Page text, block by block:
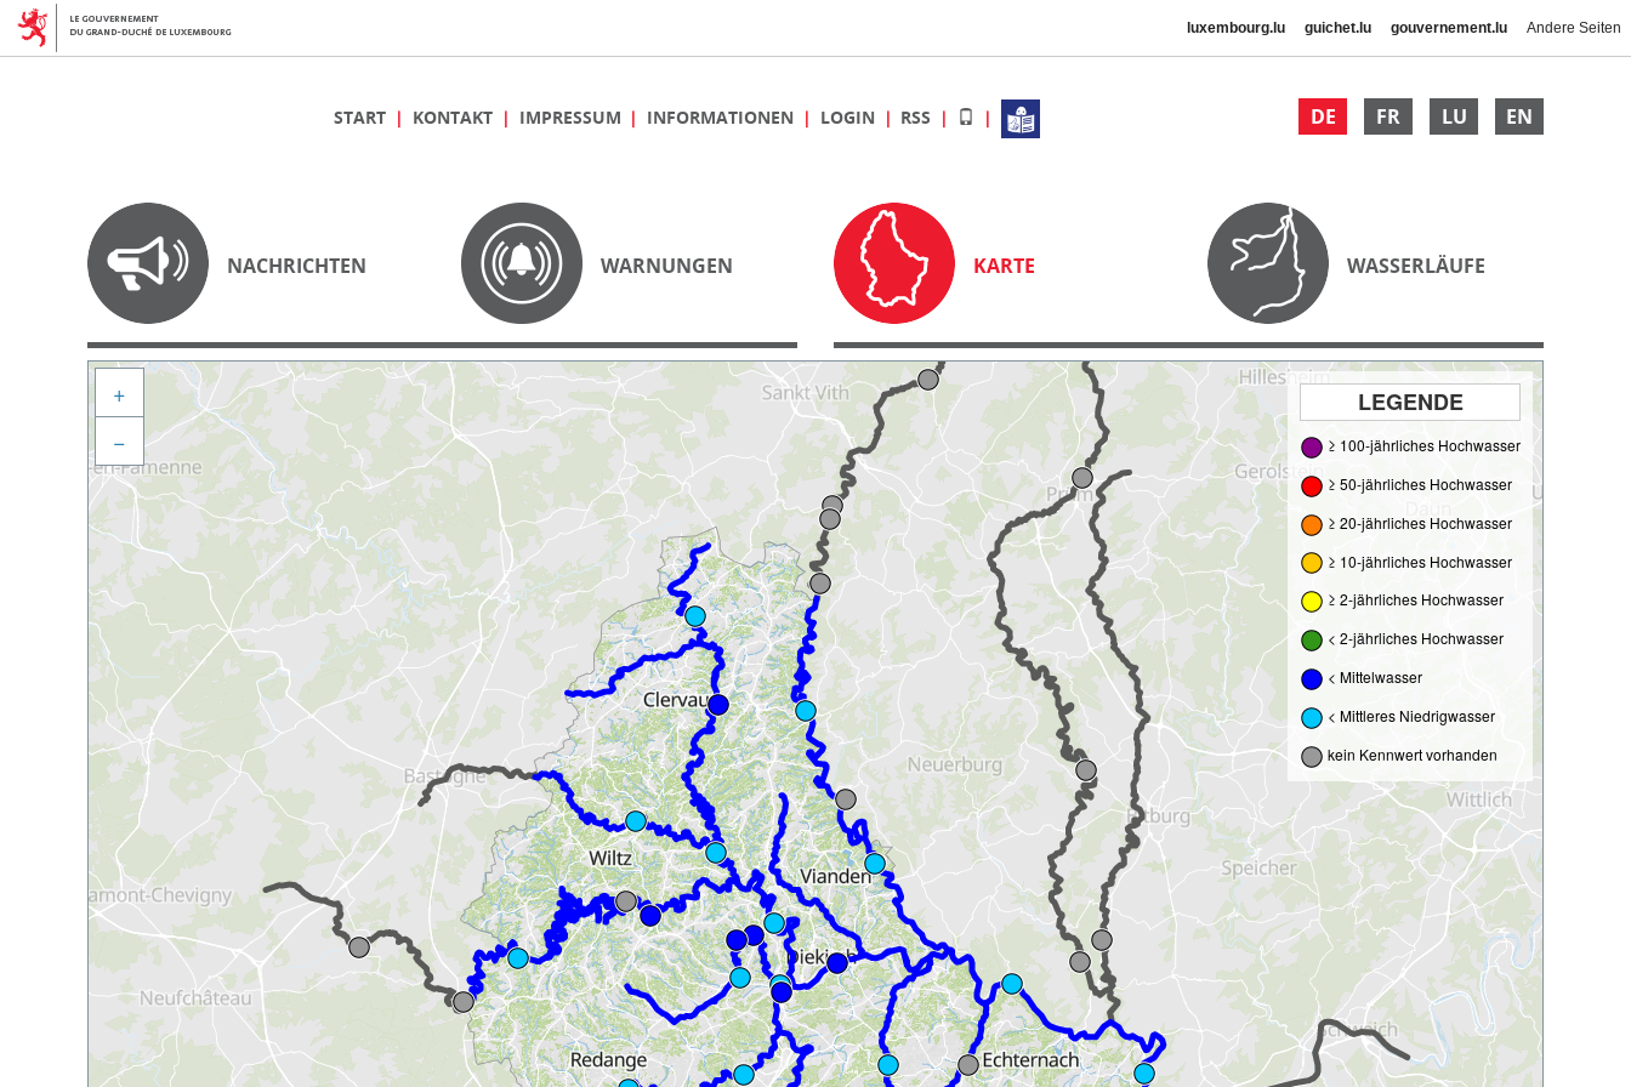
luxembourg.lu guichet.lu gouvernement.lu Andere Seiten
DE FR LU EN
START KONTAKT IMPRESSUM INFORMATIONEN LOGIN RSS
NACHRICHTEN WARNUNGEN KARTE WASSERLÄUFE
LEGENDE
≥ 100-jährliches Hochwasser
≥ 50-jährliches Hochwasser
≥ 20-jährliches Hochwasser
≥ 10-jährliches Hochwasser
≥ 2-jährliches Hochwasser
< 2-jährliches Hochwasser
< Mittelwasser
< Mittleres Niedrigwasser
kein Kennwert vorhanden
+
−